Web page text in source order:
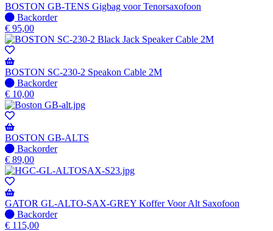
BOSTON GB-TENS Gigbag voor Tenorsaxofoon
Niet
op
voorraad
-
Wordt
verzonden
wanneer
beschikbaar
Backorder
€ 95,00
BOSTON SC-230-2 Speakon Cable 2M
Niet
op
voorraad
-
Wordt
verzonden
wanneer
beschikbaar
Backorder
€ 10,00
BOSTON GB-ALTS
Niet
op
voorraad
-
Wordt
verzonden
wanneer
beschikbaar
Backorder
€ 89,00
GATOR GL-ALTO-SAX-GREY Koffer Voor Alt Saxofoon
Niet
op
Backorder
€ 115,00